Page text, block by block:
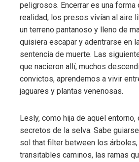
peligrosos. Encerrar es una forma
realidad, los presos vivían al aire
un terreno pantanoso y lleno de
quisiera escapar y adentrarse en
sentencia de muerte. Las
que nacieron allí, muchos
convictos, aprendemos a vivir
jaguares y plantas venenosas.
Lesly, como hija de aquel entorno,
secretos de la selva. Sabe
sol that filter between los
transitables caminos, las ramas